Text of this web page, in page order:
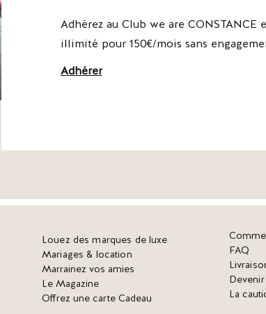
Adhérez au Club we are CONSTANCE
illimité pour 150€/mois sans
Adhérer
Louez des marques de luxe
Mariages & location
Marrainez vos amies
Le Magazine
Offrez une carte Cadeau
FAQ
La